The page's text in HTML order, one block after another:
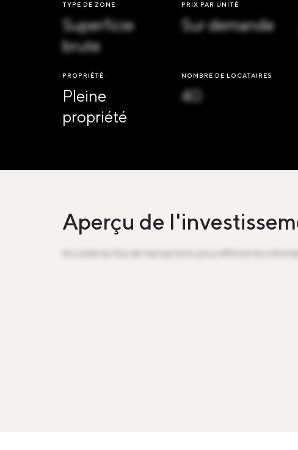
TYPE DE ZONE
Superficie
brute
PRIX PAR UNITÉ
Sur demande
PROPRIÉTÉ
Pleine
propriété
NOMBRE DE LOCATAIRES
40
Aperçu de
Accéder au flux de transactions pour afficher les